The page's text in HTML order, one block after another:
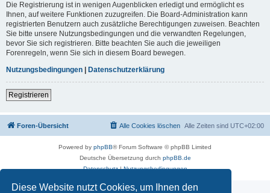
Diese Website nutzt Cookies, um Ihnen den
Die Registrierung ist in wenigen Augenblicken erledigt und ermöglicht es
Ihnen, auf weitere Funktionen zuzugreifen. Die Board-Administration kann
registrierten Benutzern auch zusätzliche Berechtigungen zuweisen. Beachten
Sie bitte unsere Nutzungsbedingungen und die verwandten Regelungen,
bevor Sie sich registrieren. Bitte beachten Sie auch die jeweiligen
Forenregeln, wenn Sie sich in diesem Board bewegen.
Nutzungsbedingungen | Datenschutzerklärung
Registrieren
Foren-Übersicht Alle Zeiten sind UTC+02:00
Alle Cookies löschen
Powered by phpBB® Forum Software © phpBB Limited
Deutsche Übersetzung durch phpBB.de
Datenschutz|Nutzungsbedingungen